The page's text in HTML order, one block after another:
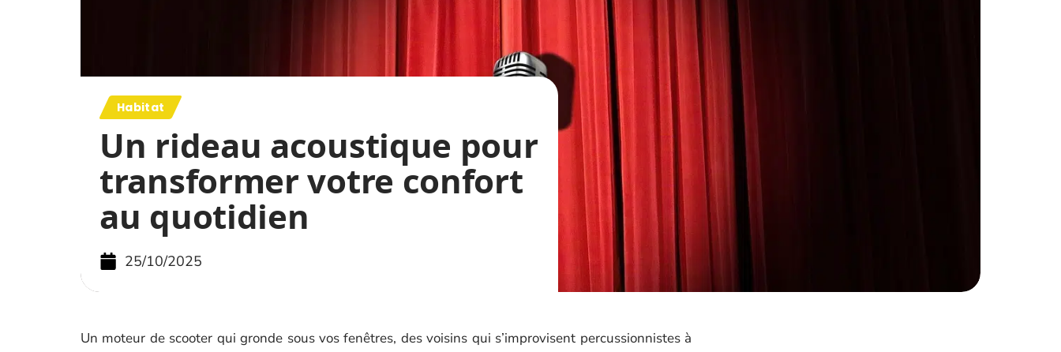
Habitat
Un rideau acoustique pour
transformer votre confort
au quotidien
25/10/2025
Un moteur de scooter qui gronde sous vos fenêtres, des voisins qui s’improvisent percussionnistes à